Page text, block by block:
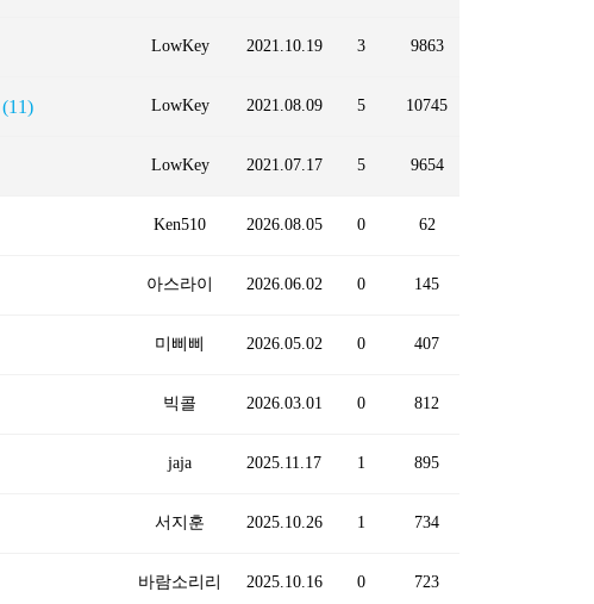
LowKey 2021.10.19 3 9863
(11) LowKey 2021.08.09 5 10745
LowKey 2021.07.17 5 9654
Ken510 2026.08.05 0 62
아스라이 2026.06.02 0 145
미삐삐 2026.05.02 0 407
빅콜 2026.03.01 0 812
jaja 2025.11.17 1 895
서지훈 2025.10.26 1 734
바람소리리 2025.10.16 0 723